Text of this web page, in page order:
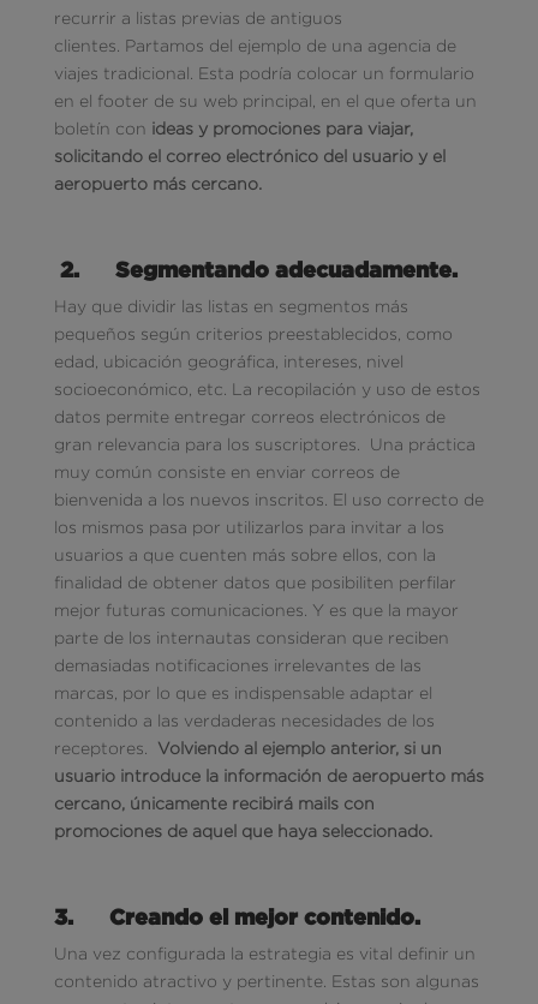
recurrir a listas previas de antiguos
clientes. Partamos del ejemplo de una agencia de
viajes tradicional. Esta podría colocar un formulario
en el footer de su web principal, en el que oferta un
boletín con ideas y promociones para viajar,
solicitando el correo electrónico del usuario y el
aeropuerto más cercano.
2. Segmentando adecuadamente.
Hay que dividir las listas en segmentos más
pequeños según criterios preestablecidos, como
edad, ubicación geográfica, intereses, nivel
socioeconómico, etc. La recopilación y uso de estos
datos permite entregar correos electrónicos de
gran relevancia para los suscriptores. Una práctica
muy común consiste en enviar correos de
bienvenida a los nuevos inscritos. El uso correcto de
los mismos pasa por utilizarlos para invitar a los
usuarios a que cuenten más sobre ellos, con la
finalidad de obtener datos que posibiliten perfilar
mejor futuras comunicaciones. Y es que la mayor
parte de los internautas consideran que reciben
demasiadas notificaciones irrelevantes de las
marcas, por lo que es indispensable adaptar el
contenido a las verdaderas necesidades de los
receptores. Volviendo al ejemplo anterior, si un
usuario introduce la información de aeropuerto más
cercano, únicamente recibirá mails con
promociones de aquel que haya seleccionado.
3. Creando el mejor contenido.
Una vez configurada la estrategia es vital definir un
contenido atractivo y pertinente. Estas son algunas